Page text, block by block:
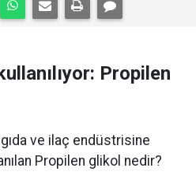
Propilen
ve ilaç endüstrisine
Propilen glikol nedir?